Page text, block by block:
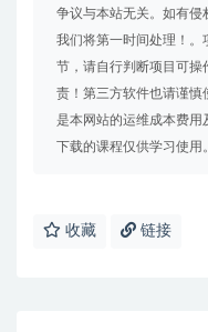
争议与本站无关。如有
我们将第一时间处理！。
节，请自行判断项目可操
责！第三方软件也请谨慎
是本网站的运维成本费用
下载的课程仅供学习使用。
收藏 链接